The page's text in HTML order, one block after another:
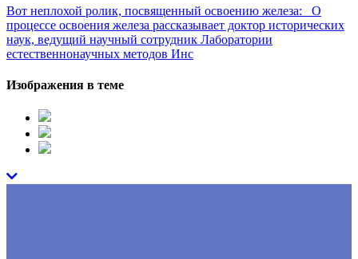
Вот неплохой ролик, посвященный освоению железа: О
процессе освоения железа рассказывает доктор исторических
наук, ведущий научный сотрудник Лаборатории
естественнонаучных методов Инс
Изображения в теме